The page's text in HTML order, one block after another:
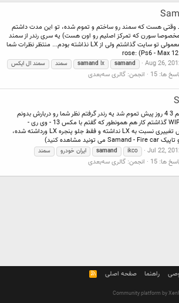
وقتی هست که سمند رو ساختم و تموم شده، تو اين مدت داشتم
سورن که تمرکز اصليم رو اون هست) يه سری رندر از سمند
آتش نشانی و سمند معمولی تو سايت گذاشتم ولی از LX نذاشته بودم... منتظر نظرات شما
Aug 26,
samand
samand lx سمند
سمند ال ايکس
ها: 15 انجمن: گالری سه‌بعدی
خب سمند معمولی هم 3 4 روز پيش تموم شد يه رندر گرفتم نظر شما رو دربارش بدونم
واير هم تو پست 39 WIP گذاشتم کار هم همونطور که گفتم با مکس 13 - وی ری -
فوتوشاپ بوده (جلوش تغييری نسبت به LX نداشته و فقط جلو پنجره LX ورداشته شده،
Jul 22,
ikco
samand ايران خودرو
سمند
ها: 15 انجمن: گالری سه‌بعدی
راهنما صفحه اصلی
R
S
Community platform by